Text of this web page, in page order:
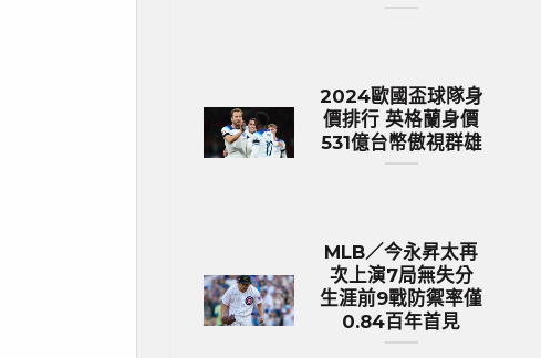
2024歐國盃球隊身
價排行 英格蘭身價
531億台幣傲視群雄
MLB／今永昇太再
次上演7局無失分
生涯前9戰防禦率僅
0.84百年首見